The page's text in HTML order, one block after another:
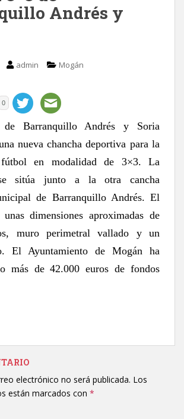
Andrés y
admin Mogán
0
Barranquillo Andrés y Soria
nueva chancha deportiva para la
en modalidad de 3×3. La
sitúa junto a la otra cancha
de Barranquillo Andrés. El
dimensiones aproximadas de
muro perimetral vallado y un
El Ayuntamiento de Mogán ha
más de 42.000 euros de fondos
electrónico no será publicada. Los
están marcados con *